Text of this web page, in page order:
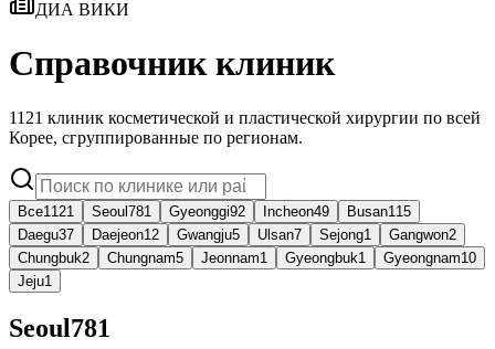
ДИА ВИКИ
Справочник клиник
1121 клиник косметической и пластической хирургии по всей
Корее, сгруппированные по регионам.
Все1121 Seoul781 Gyeonggi92 Incheon49 Busan115
Daegu37 Daejeon12 Gwangju5 Ulsan7 Sejong1 Gangwon2
Chungbuk2 Chungnam5 Jeonnam1 Gyeongbuk1 Gyeongnam10
Jeju1
Seoul781